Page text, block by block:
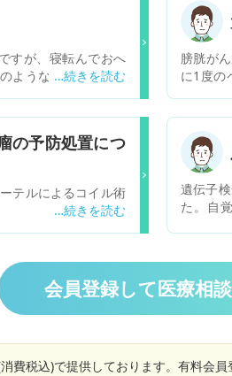
すが、寝転んでおへ
ようなものがありま
の付け根あたりにか
感じがあります。鎖
わっとした感覚で
しこりなのか正常な
膀胱が
に1度の
脈瘤が
方を手
の後、
に一度
りまし
になっ
してい
に相談
の予防処置につ
テルによるコイル術
遺伝子
た。自
を受け
その場
か？頸
よろし
会員登録して医療相
費税込)で提供しております。有料会